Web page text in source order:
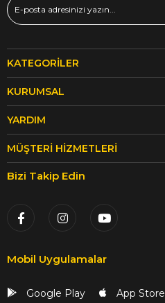
KATEGORILER
KURUMSAL
YARDIM
MÜŞTERI HIZMETLERI
Bizi Takip Edin
Mobil Uygulamalar
Google Play App Store